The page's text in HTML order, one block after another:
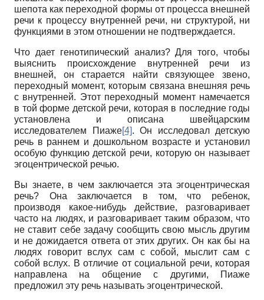
шепота как переходной формы от процесса внешней
речи к процессу внутренней речи, ни структурой, ни
функциями в этом отношении не подтверждается.
Что дает генотипический анализ? Для того, чтобы
выяснить происхождение внутренней речи из
внешней, он старается найти связующее звено,
переходный момент, которым связана внешняя речь
с внутренней. Этот переходный момент намечается
в той форме детской речи, которая в последние годы
установлена и описана швейцарским
исследователем Пиаже[4]. Он исследовал детскую
речь в раннем и дошкольном возрасте и установил
особую функцию детской речи, которую он называет
эгоцентрической речью.
Вы знаете, в чем заключается эта эгоцентрическая
речь? Она заключается в том, что ребенок,
производя какое-нибудь действие, разговаривает
часто на людях, и разговаривает таким образом, что
не ставит себе задачу сообщить свою мысль другим
и не дожидается ответа от этих других. Он как бы на
людях говорит вслух сам с собой, мыслит сам с
собой вслух. В отличие от социальной речи, которая
направлена на общение с другими, Пиаже
предложил эту речь называть эгоцентрической.